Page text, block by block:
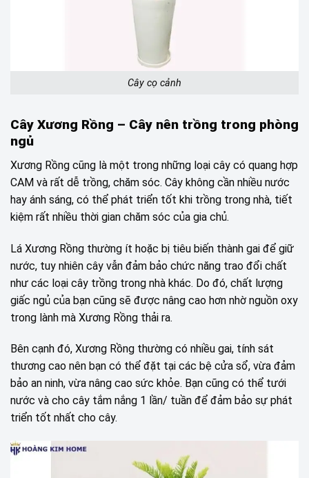
Cây cọ cảnh
Cây Xương Rồng – Cây nên trồng trong phòng
ngủ
Xương Rồng cũng là một trong những loại cây có quang hợp
CAM và rất dễ trồng, chăm sóc. Cây không cần nhiều nước
hay ánh sáng, có thể phát triển tốt khi trồng trong nhà, tiết
kiệm rất nhiều thời gian chăm sóc của gia chủ.
Lá Xương Rồng thường ít hoặc bị tiêu biến thành gai để giữ
nước, tuy nhiên cây vẫn đảm bảo chức năng trao đổi chất
như các loại cây trồng trong nhà khác. Do đó, chất lượng
giấc ngủ của bạn cũng sẽ được nâng cao hơn nhờ nguồn oxy
trong lành mà Xương Rồng thải ra.
Bên cạnh đó, Xương Rồng thường có nhiều gai, tính sát
thương cao nên bạn có thể đặt tại các bệ cửa sổ, vừa đảm
bảo an ninh, vừa nâng cao sức khỏe. Bạn cũng có thể tưới
nước và cho cây tắm nắng 1 lần/ tuần để đảm bảo sự phát
triển tốt nhất cho cây.